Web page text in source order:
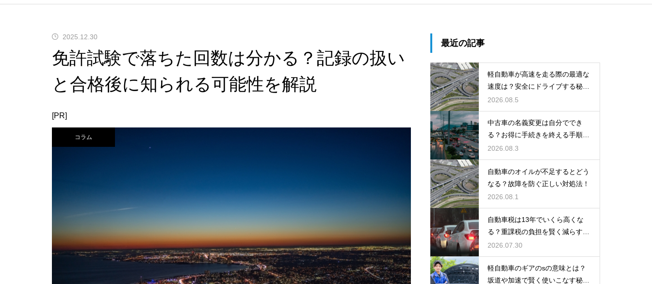
2025.12.30
免許試験で落ちた回数は分かる？記録の扱い
と合格後に知られる可能性を解説
[PR]
コラム
最近の記事
軽自動車が高速を走る際の最適な
速度は？安全にドライブする秘
訣！
2026.08.5
中古車の名義変更は自分ででき
る？お得に手続きを終える手順を
解説
2026.08.3
自動車のオイルが不足するとどう
なる？故障を防ぐ正しい対処法！
2026.08.1
自動車税は13年でいくら高くな
る？重課税の負担を賢く減らす秘
訣
2026.07.30
軽自動車のギアのsの意味とは？
坂道や加速で賢く使いこなす秘